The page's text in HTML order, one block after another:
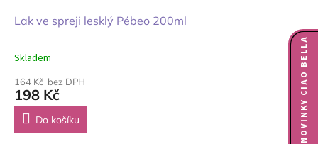
Lak ve spreji lesklý Pébeo 200ml
Skladem
164 Kč bez DPH
198 Kč
Do košíku NOVINKY CIAO BELLA